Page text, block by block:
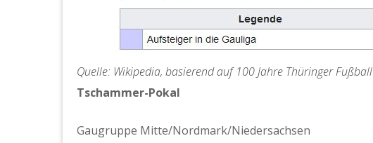
Quelle: Wikipedia, basierend auf 100 Jahre Thüringer Fußball
Tschammer-Pokal
Gaugruppe Mitte/Nordmark/Niedersachsen